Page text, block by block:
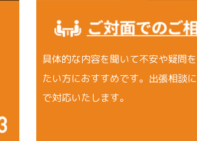
具体的な内容を聞いて不安や疑問
たい方におすすめです。出張相談
で対応いたします。